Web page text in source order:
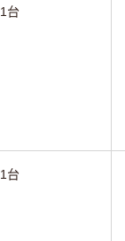
1台
1台